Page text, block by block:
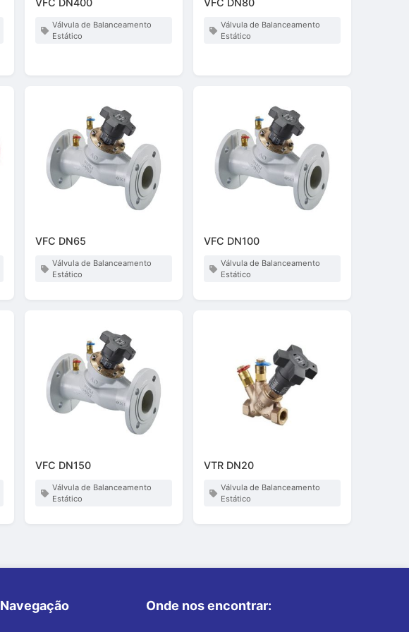
VFC DN400
Válvula de Balanceamento
Estático
VFC DN80
Válvula de Balanceamento
Estático
VFC DN65
Válvula de Balanceamento
Estático
VFC DN100
Válvula de Balanceamento
Estático
VFC DN150
Válvula de Balanceamento
Estático
VTR DN20
Válvula de Balanceamento
Estático
Navegação Onde nos encontrar: